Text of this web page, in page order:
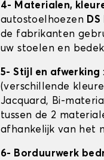
4- Materialen,
autostoelhoezen DS
de fabrikanten
uw stoelen en
5- Stijl en afwerking
(verschillende
Jacquard, Bi-
tussen de 2
afhankelijk van het
6- Borduurwerk